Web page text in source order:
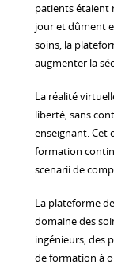
patients étaient
jour et dûment
soins, la
augmenter la
La réalité
liberté, sans
enseignant. Cet
formation
scenarii de
La plateforme
domaine des
ingénieurs, des
de formation à